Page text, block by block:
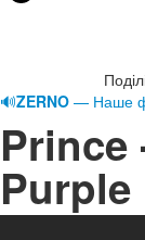
🔊ZERNO — Наше
Prince
Purple